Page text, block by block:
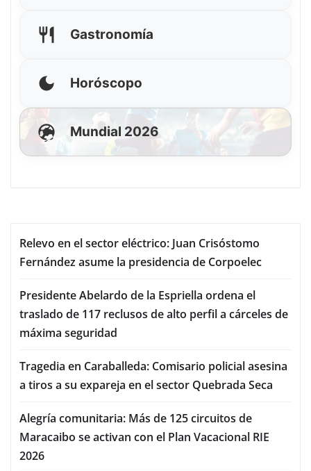
Gastronomía
Horóscopo
Mundial 2026
Relevo en el sector eléctrico: Juan Crisóstomo
Fernández asume la presidencia de Corpoelec
Presidente Abelardo de la Espriella ordena el
traslado de 117 reclusos de alto perfil a cárceles de
máxima seguridad
Tragedia en Caraballeda: Comisario policial asesina
a tiros a su expareja en el sector Quebrada Seca
Alegría comunitaria: Más de 125 circuitos de
Maracaibo se activan con el Plan Vacacional RIE
2026